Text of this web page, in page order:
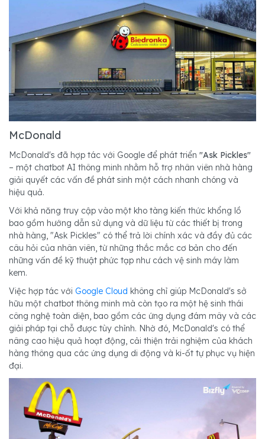
McDonald
McDonald's đã hợp tác với Google để phát triển "Ask Pickles"
– một chatbot AI thông minh nhằm hỗ trợ nhân viên nhà hàng
giải quyết các vấn đề phát sinh một cách nhanh chóng và
hiệu quả.
Với khả năng truy cập vào một kho tàng kiến thức khổng lồ
bao gồm hướng dẫn sử dụng và dữ liệu từ các thiết bị trong
nhà hàng, "Ask Pickles" có thể trả lời chính xác và đầy đủ các
câu hỏi của nhân viên, từ những thắc mắc cơ bản cho đến
những vấn đề kỹ thuật phức tạp như cách vệ sinh máy làm
kem.
Việc hợp tác với Google Cloud không chỉ giúp McDonald's sở
hữu một chatbot thông minh mà còn tạo ra một hệ sinh thái
công nghệ toàn diện, bao gồm các ứng dụng đám mây và các
giải pháp tại chỗ được tùy chỉnh. Nhờ đó, McDonald's có thể
nâng cao hiệu quả hoạt động, cải thiện trải nghiệm của khách
hàng thông qua các ứng dụng di động và ki-ốt tự phục vụ hiện
đại.